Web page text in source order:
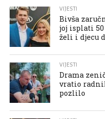
VIJESTI
Bivša
joj isplati
želi i djecu
VIJESTI
Drama
vratio
pozlilo